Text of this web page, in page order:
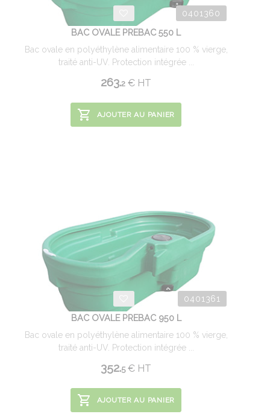
0401360
BAC OVALE PREBAC 550 L
Bac ovale en polyéthylène alimentaire 100 % vierge,
traité anti-UV. Protection intégrée ...
263.2 € HT
AJOUTER AU PANIER
0401361
BAC OVALE PREBAC 950 L
Bac ovale en polyéthylène alimentaire 100 % vierge,
traité anti-UV. Protection intégrée ...
352.5 € HT
AJOUTER AU PANIER